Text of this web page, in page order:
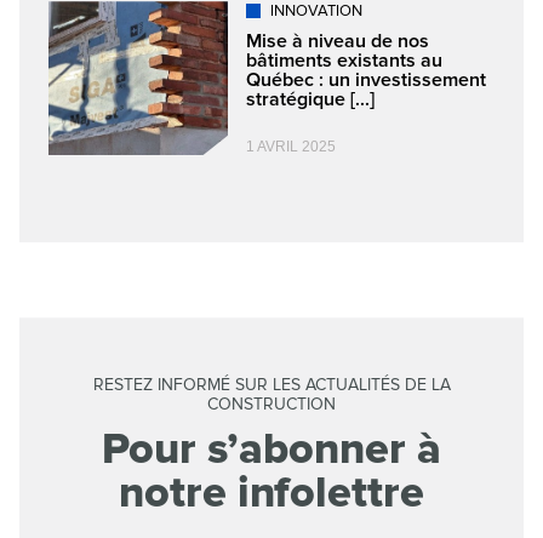
INNOVATION
Mise à niveau de nos
bâtiments existants au
Québec : un investissement
stratégique [...]
1 AVRIL 2025
RESTEZ INFORMÉ SUR LES ACTUALITÉS DE LA
CONSTRUCTION
Pour s’abonner à
notre infolettre